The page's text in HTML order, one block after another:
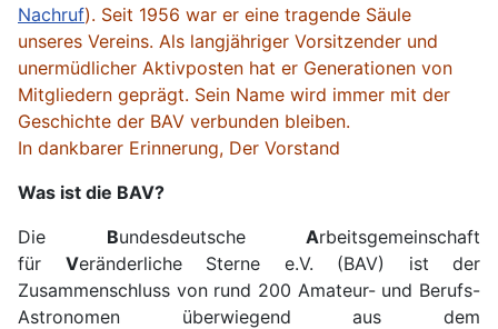
Nachruf). Seit 1956 war er eine tragende Säule
unseres Vereins. Als langjähriger Vorsitzender und
unermüdlicher Aktivposten hat er Generationen von
Mitgliedern geprägt. Sein Name wird immer mit der
Geschichte der BAV verbunden bleiben.
In dankbarer Erinnerung, Der Vorstand
Was ist die BAV?
Die Bundesdeutsche Arbeitsgemeinschaft
für Veränderliche Sterne e.V. (BAV) ist der
Zusammenschluss von rund 200 Amateur- und Berufs-
Astronomen überwiegend aus dem